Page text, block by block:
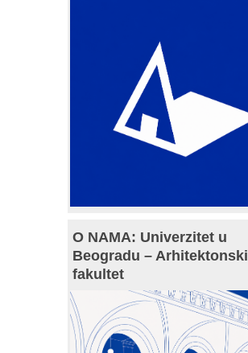
O NAMA: Univerzitet u
Beogradu – Arhitektonski
fakultet